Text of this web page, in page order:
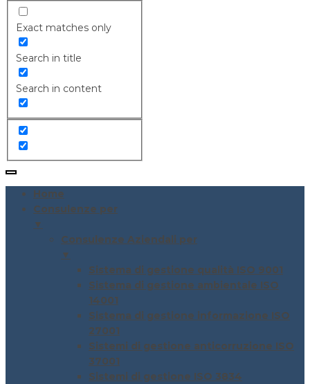
Exact matches only
Search in title
Search in content
Home
Consulenze per
▼
Consulenze Aziendali per
▼
Sistema di gestione qualità ISO 9001
Sistema di gestione ambientale ISO
14001
Sistema di gestione informazione ISO
27001
Sistemi di gestione anticorruzione ISO
37001
Sistemi di gestione ISO 3834